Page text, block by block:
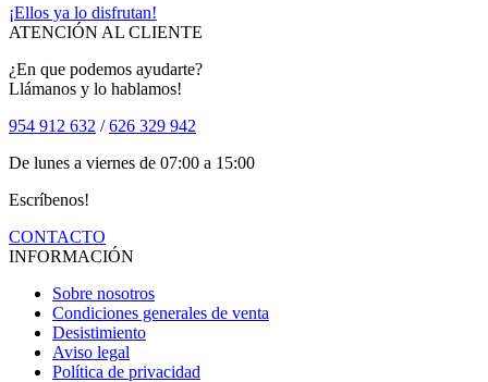
¡Ellos ya lo disfrutan!
ATENCIÓN AL CLIENTE
¿En que podemos ayudarte?
Llámanos y lo hablamos!
954 912 632 /626 329 942
De lunes a viernes de 07:00 a 15:00
Escríbenos!
CONTACTO
INFORMACIÓN
Sobre nosotros
Condiciones generales de venta
Desistimiento
Aviso legal
Política de privacidad